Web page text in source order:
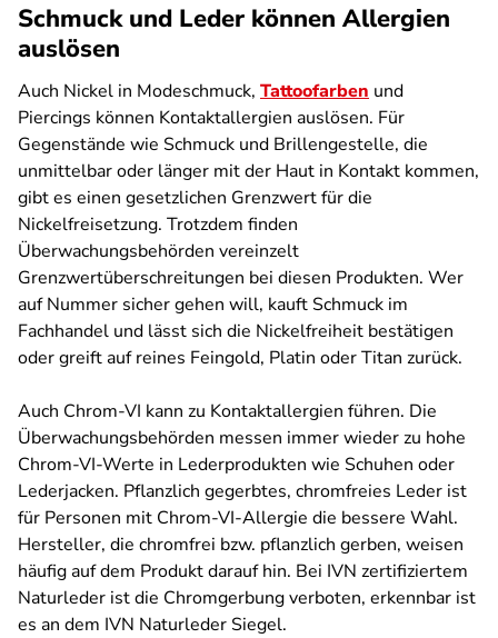
Schmuck und Leder können Allergien
auslösen
Auch Nickel in Modeschmuck, Tattoofarben und
Piercings können Kontaktallergien auslösen. Für
Gegenstände wie Schmuck und Brillengestelle, die
unmittelbar oder länger mit der Haut in Kontakt kommen,
gibt es einen gesetzlichen Grenzwert für die
Nickelfreisetzung. Trotzdem finden
Überwachungsbehörden vereinzelt
Grenzwertüberschreitungen bei diesen Produkten. Wer
auf Nummer sicher gehen will, kauft Schmuck im
Fachhandel und lässt sich die Nickelfreiheit bestätigen
oder greift auf reines Feingold, Platin oder Titan zurück.
Auch Chrom-VI kann zu Kontaktallergien führen. Die
Überwachungsbehörden messen immer wieder zu hohe
Chrom-VI-Werte in Lederprodukten wie Schuhen oder
Lederjacken. Pflanzlich gegerbtes, chromfreies Leder ist
für Personen mit Chrom-VI-Allergie die bessere Wahl.
Hersteller, die chromfrei bzw. pflanzlich gerben, weisen
häufig auf dem Produkt darauf hin. Bei IVN zertifiziertem
Naturleder ist die Chromgerbung verboten, erkennbar ist
es an dem IVN Naturleder Siegel.